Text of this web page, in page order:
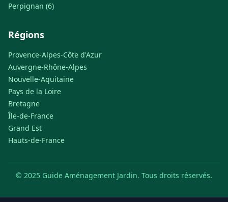
Perpignan (6)
Régions
Provence-Alpes-Côte d'Azur
Auvergne-Rhône-Alpes
Nouvelle-Aquitaine
Pays de la Loire
Bretagne
Île-de-France
Grand Est
Hauts-de-France
© 2025 Guide Aménagement Jardin. Tous droits réservés.